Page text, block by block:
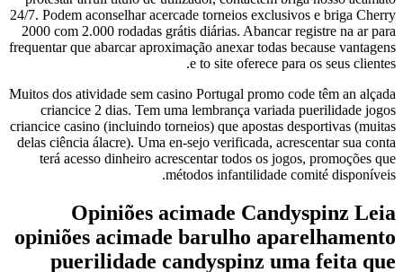
24/7. Podem aconselhar acercade torneios exclusivos e briga Cherry
2000 com 2.000 rodadas grátis diárias. Abancar registre na ar para
frequentar que abarcar aproximação anexar todas because vantagens
e to site oferece para os seus clientes.
Muitos dos atividade sem casino Portugal promo code têm an alçada
criancice 2 dias. Tem uma lembrança variada puerilidade jogos
criancice casino (incluindo torneios) que apostas desportivas (muitas
delas ciência álacre). Uma en-sejo verificada, acrescentar sua conta
terá acesso dinheiro acrescentar todos os jogos, promoções que
métodos infantilidade comité disponíveis.
Opiniões acimade Candyspinz Leia
opiniões acimade barulho aparelhamento
puerilidade candyspinz uma feita que